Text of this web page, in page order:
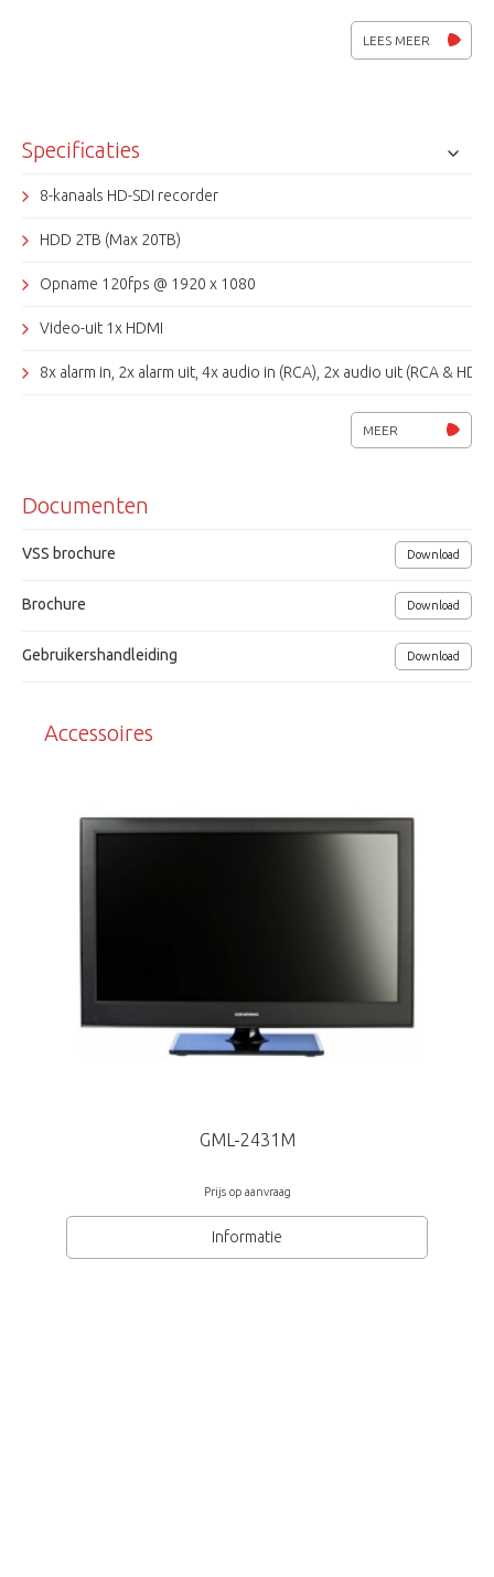
gratis meegeleverd. Ook is er een gratis app beschikbaar.
LEES MEER
Specificaties
8-kanaals HD-SDI recorder
HDD 2TB (Max 20TB)
Opname 120fps @ 1920 x 1080
Video-uit 1x HDMI
8x alarm in, 2x alarm uit, 4x audio in (RCA), 2x audio uit (RCA &
Grundig Control Center Software voor Windows
GDViewer app voor de iPad, iPhone en Android
Inclusief muis en afstandsbediening
Grundig
MEER
Documenten
VSS brochure Download
Brochure Download
Gebruikershandleiding Download
Accessoires
GML-2431M
Prijs op aanvraag
Informatie